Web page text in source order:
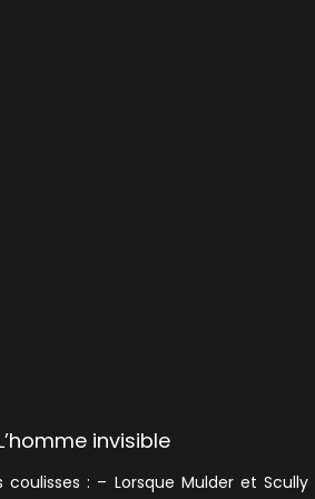
invisible
coulisses : – Lorsque Mulder et Scully